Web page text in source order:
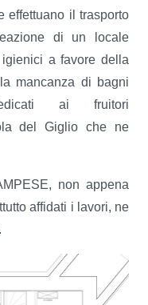
effettuano il trasporto
di un locale
a favore della
mancanza di bagni
ai fruitori
del Giglio che ne
non appena
affidati i lavori, ne